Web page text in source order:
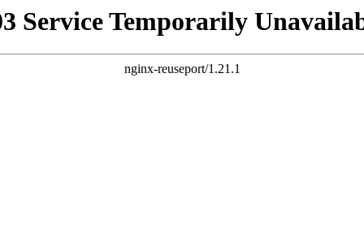
Service Temporarily
nginx-reuseport/1.21.1